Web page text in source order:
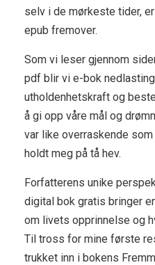
selv i de mørkeste tider,
epub fremover.
Som vi leser gjennom
pdf blir vi e-bok
utholdenhetskraft og
å gi opp våre mål og
var like overraskende
holdt meg på tå hev.
Forfatterens unike
digital bok gratis bringer
om livets opprinnelse og
Til tross for mine første
trukket inn i bokens